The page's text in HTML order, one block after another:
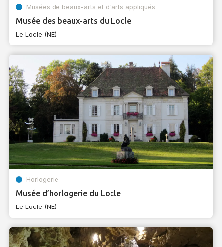
Musées de beaux-arts et d'arts appliqués
Musée des beaux-arts du Locle
Le Locle (NE)
Horlogerie
Musée d’horlogerie du Locle
Le Locle (NE)